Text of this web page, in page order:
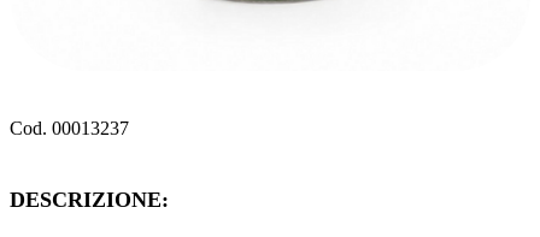
Cod. 00013237
DESCRIZIONE: